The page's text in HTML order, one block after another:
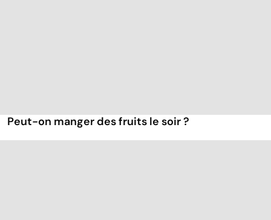
Peut-on manger des fruits le soir ?